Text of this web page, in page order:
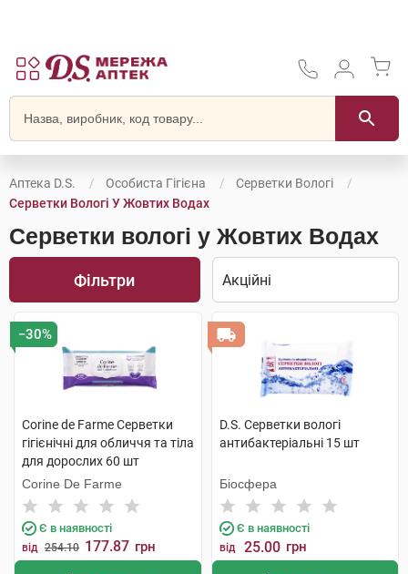
Аптека D.S. Особиста Гігієна
Серветки Вологі
Серветки Вологі У Жовтих Водах
Серветки вологі у Жовтих Водах
Фільтри
−30%
Corine de Farme Серветки
гігієнічні для обличчя та тіла
для дорослих 60 шт
Corine De Farme
Є в наявності
від 254.10 177.87 грн
D.S. Серветки вологі
антибактеріальні 15 шт
Біосфера
Є в наявності
від 25.00 грн